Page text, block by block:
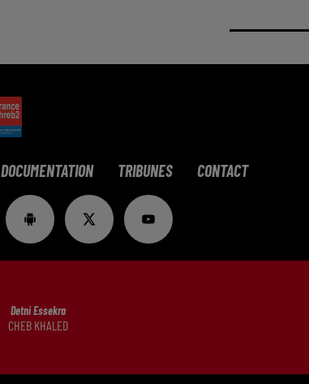
DOCUMENTATION TRIBUNES CONTACT
Detni Essekra
CHEB KHALED